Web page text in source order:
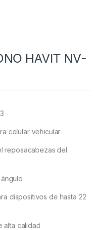
HAVIT NV-
celular vehicular
reposacabezas del
dispositivos de hasta 22
alta calidad